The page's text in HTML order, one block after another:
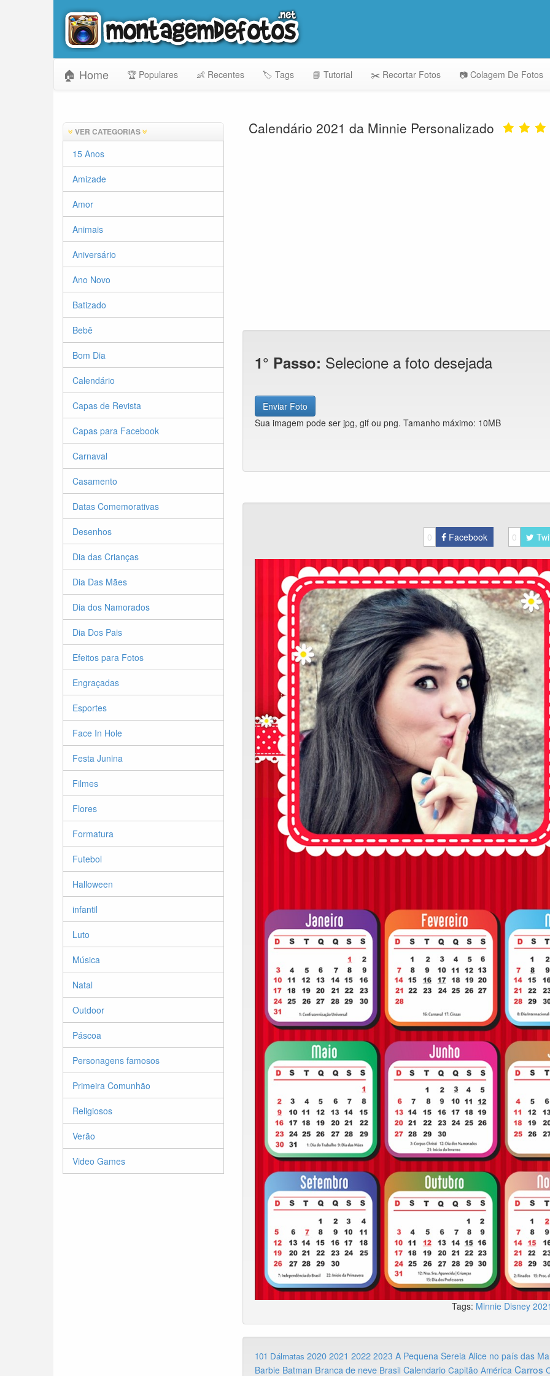
🏠 Home 🏆 Populares 👶 Recentes 🏷️ Tags 📘 Tutorial ✂️ Recortar Fotos 📷 Colagem De Fotos
VER CATEGORIAS
15 Anos
Amizade
Amor
Animais
Aniversário
Ano Novo
Batizado
Bebê
Bom Dia
Calendário
Capas de Revista
Capas para Facebook
Carnaval
Casamento
Datas Comemorativas
Desenhos
Dia das Crianças
Dia Das Mães
Dia dos Namorados
Dia Dos Pais
Efeitos para Fotos
Engraçadas
Esportes
Face In Hole
Festa Junina
Filmes
Flores
Formatura
Futebol
Halloween
infantil
Luto
Música
Natal
Outdoor
Páscoa
Personagens famosos
Primeira Comunhão
Religiosos
Verão
Video Games
Calendário 2021 da Minnie Personalizado
1° Passo: Selecione a foto desejada
Enviar Foto
Sua imagem pode ser jpg, gif ou png. Tamanho máximo: 10MB
0 Facebook 0
Tags: Minnie Disney
101 Dálmatas 2020 2021 2022 2023 A Pequena Sereia Alice no país das
Barbie Batman Branca de neve Brasil Calendario Capitão América Carros